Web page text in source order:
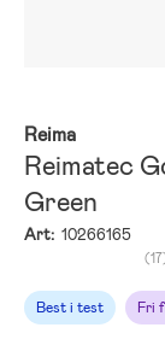
Reima
Reimatec
Green
Art: 10266165
Best i test Fri